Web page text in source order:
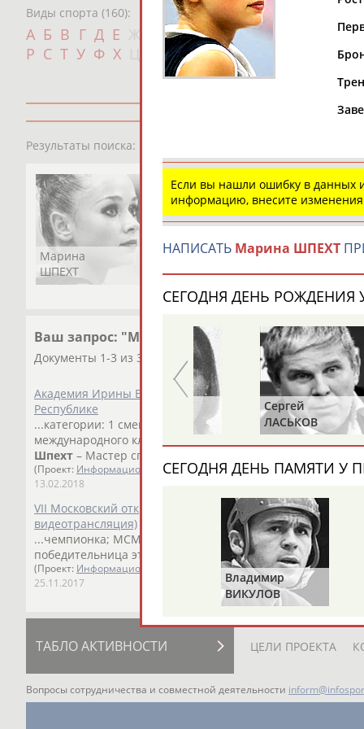
Виды спорта (160):
А Б В Г Д Е И К Л М Н О
Р С Т У Ф Х Ш Щ Э Ю
Результаты поиска:
Марина
ШПЕХТ
Ваш запрос: "Марина Шпехт"
Документы 1-3 из 3 найденных уникальных документов
Академия Ирины Винер организует летние
Республике
...категории: 1 смена - с 9 июля по 15 июля 2018Марина
международного класса, ... ...играх в Пекине, судья МК (ID
Шпехт – Мастер спорта международного класса, Член...
(Проект: Информационное агентство СТАДИОН)
13.02.2018
VII Московский открытый Фестиваль-номинация
видеотрансляция)
...чемпионка; МСМК Светлана Путинцева - чемпионка
победительница этапов кубков мира. Главный...
(Проект: Информационное агентство СТАДИОН)
25.11.2017
ТАБЛО АКТИВНОСТИ ЦЕЛИ ПРОЕКТА
Вопросы сотрудничества и совместной деятельности
Если вы нашли ошибку в данных
информацию, внесите изменения
НАПИСАТЬ Марина ШПЕХТ
СЕГОДНЯ ДЕНЬ РОЖДЕНИЯ
Ольга
БЕЛОВА
Сергей
ЛАСЬКОВ
СЕГОДНЯ ДЕНЬ ПАМЯТИ У
Владимир
ВИКУЛОВ